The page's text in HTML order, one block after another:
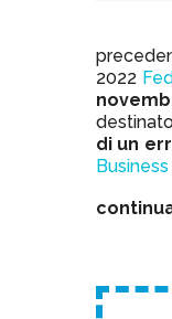
2022
di un
Business